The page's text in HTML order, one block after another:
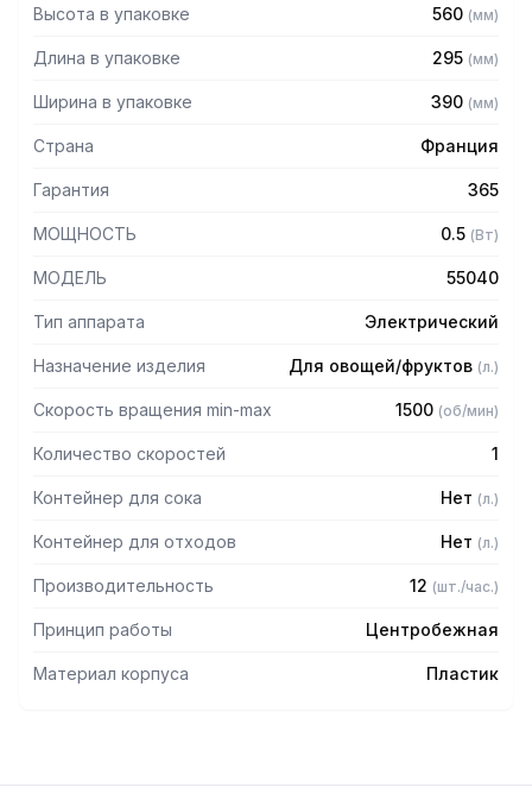
- Длинный боковой носик позволяет использовать
- Рукав для затирки продуктов с нежной мякотью
(малина, черная смородина, помидор)
Комплектация:
- Маленькая развертка
Высота в упаковке 560 (мм)
Длина в упаковке 295 (мм)
Ширина в упаковке 390 (мм)
Страна Франция
Гарантия 365
МОЩНОСТЬ 0.5 (Вт)
МОДЕЛЬ 55040
Тип аппарата Электрический
Назначение изделия Для овощей/фруктов (л.)
Скорость вращения min-max 1500 (об/мин)
Количество скоростей 1
Контейнер для сока Нет (л.)
Контейнер для отходов Нет (л.)
Производительность 12 (шт./час.)
Принцип работы Центробежная
Материал корпуса Пластик